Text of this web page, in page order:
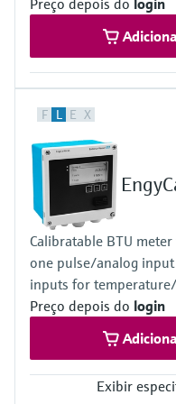
internal memory
SD card
USB flash drive
Calculations
Mass/heat quantity
heat quantity difference
Preço depois do login
F L E X
Calibratable BTU
one pulse/analog
inputs for
Preço depois do login
Exibir